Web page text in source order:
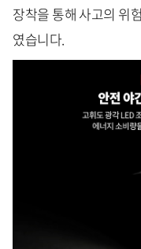
장착을 통해 사고의 위
였습니다.